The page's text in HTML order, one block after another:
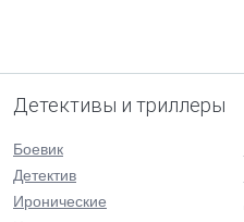
Детективы и триллеры
Боевик
Детектив
Иронические